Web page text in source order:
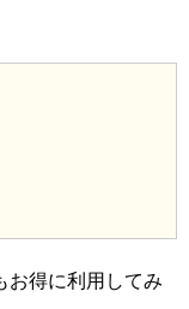
お得に利用してみ